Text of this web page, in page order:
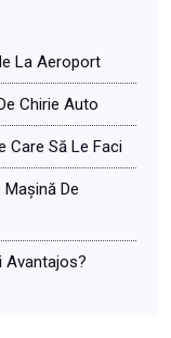
La Aeroport
Chirie Auto
Care Să Le Faci
De
Avantajos?